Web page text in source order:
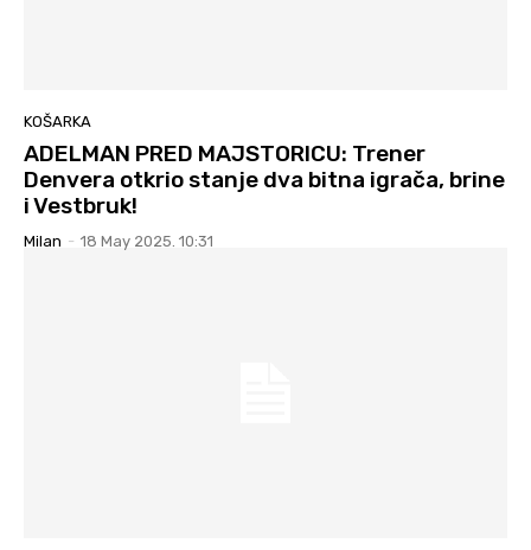
KOŠARKA
ADELMAN PRED MAJSTORICU: Trener
Denvera otkrio stanje dva bitna igrača, brine
i Vestbruk!
Milan - 18 May 2025. 10:31